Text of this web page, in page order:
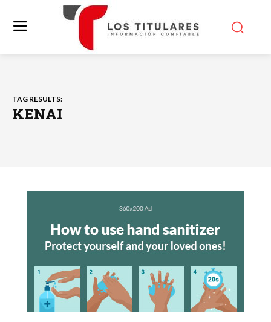
TAG RESULTS:
KENAI